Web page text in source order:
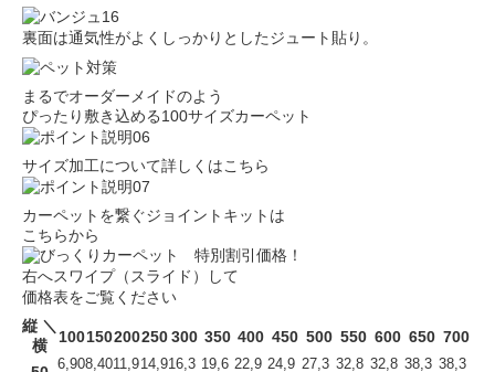
裏面は通気性がよくしっかりとしたジュート貼り。
まるでオーダーメイドのよう
ぴったり敷き込める100サイズカーペット
サイズ加工について詳しくはこちら
カーペットを繋ぐジョイントキットは
こちらから
右へスワイプ（スライド）して
価格表をご覧ください
縦 ＼
横
100150200250 300 350 400 450 500 550 600 650 700
6,908,4011,914,916,3 19,6 22,9 24,9 27,3 32,8 32,8 38,3 38,3